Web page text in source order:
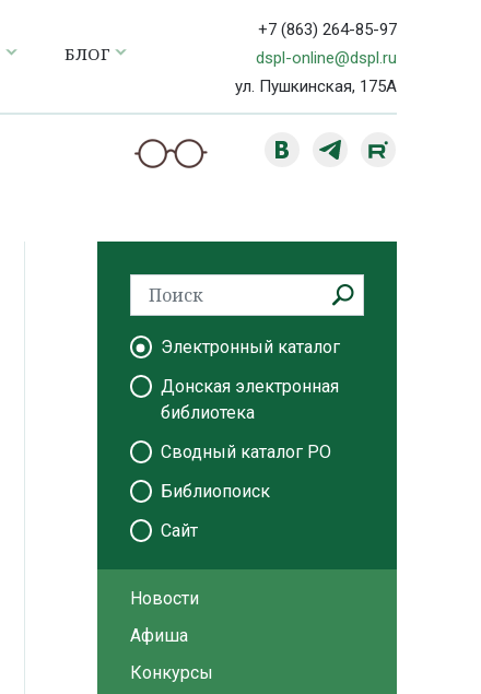
БЛОГ
+7 (863) 264-85-97
dspl-online@dspl.ru
ул. Пушкинская, 175А
Электронный каталог
Донская электронная
библиотека
Сводный каталог РО
Библиопоиск
Сайт
Новости
Афиша
Конкурсы